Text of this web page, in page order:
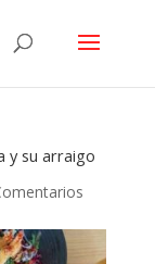
y su arraigo